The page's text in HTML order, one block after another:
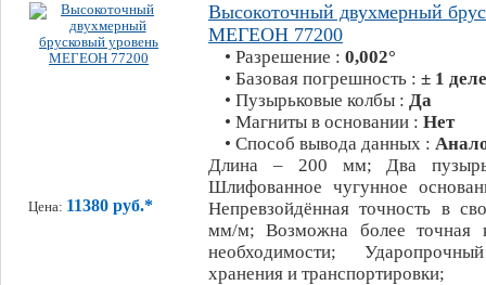
Цена: 11380 руб.*
Высокоточный двухмерный
МЕГЕОН 77200
• Разрешение : 0,002°
• Базовая погрешность : ± 1
• Пузырьковые колбы : Да
• Магниты в основании : Нет
• Способ вывода данных :
Длина – 200 мм; Два
Шлифованное чугунное
Непревзойдённая точность в
мм/м; Возможна более точная
необходимости;
хранения и транспортировки;